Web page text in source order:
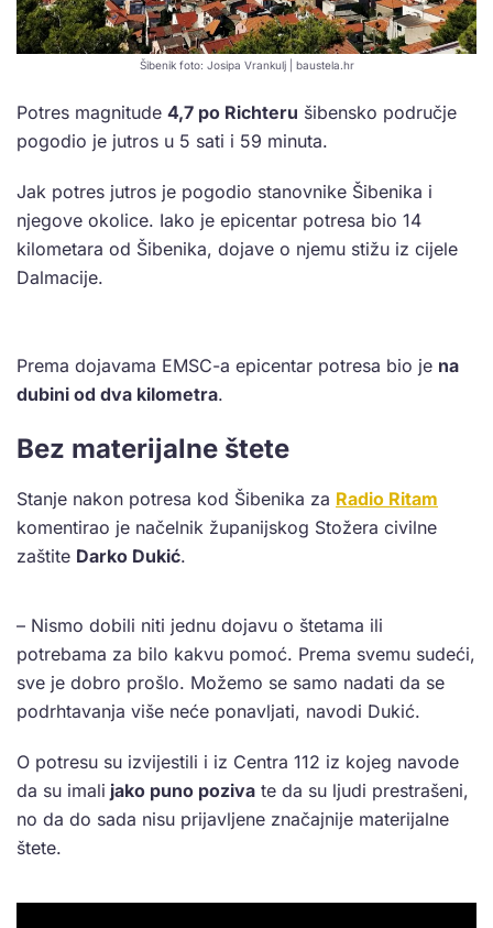
Šibenik foto: Josipa Vrankulj | baustela.hr
Potres magnitude 4,7 po Richteru šibensko područje
pogodio je jutros u 5 sati i 59 minuta.
Jak potres jutros je pogodio stanovnike Šibenika i
njegove okolice. Iako je epicentar potresa bio 14
kilometara od Šibenika, dojave o njemu stižu iz cijele
Dalmacije.
Prema dojavama EMSC-a epicentar potresa bio je na
dubini od dva kilometra.
Bez materijalne štete
Stanje nakon potresa kod Šibenika za Radio Ritam
komentirao je načelnik županijskog Stožera civilne
zaštite Darko Dukić.
– Nismo dobili niti jednu dojavu o štetama ili
potrebama za bilo kakvu pomoć. Prema svemu sudeći,
sve je dobro prošlo. Možemo se samo nadati da se
podrhtavanja više neće ponavljati, navodi Dukić.
O potresu su izvijestili i iz Centra 112 iz kojeg navode
da su imali jako puno poziva te da su ljudi prestrašeni,
no da do sada nisu prijavljene značajnije materijalne
štete.